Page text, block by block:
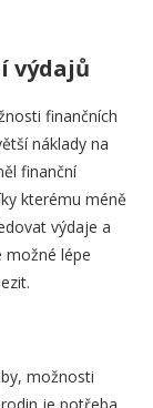
výdajů
finančních
náklady na
finanční
kterému méně
výdaje a
možné lépe
možnosti
je potřeba